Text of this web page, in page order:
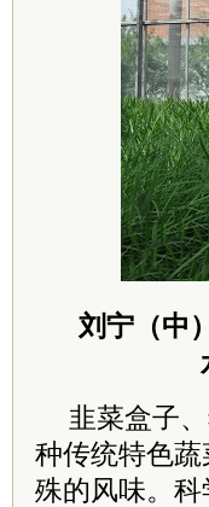
刘宁（中
韭菜盒子
种传统特色
殊的风味。